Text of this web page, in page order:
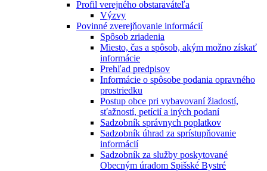
Profil verejného obstaraváteľa
Výzvy
Povinné zverejňovanie informácií
Spôsob zriadenia
Miesto, čas a spôsob, akým možno získať
informácie
Prehľad predpisov
Informácie o spôsobe podania opravného
prostriedku
Postup obce pri vybavovaní žiadostí,
sťažností, petícií a iných podaní
Sadzobník správnych poplatkov
Sadzobník úhrad za sprístupňovanie
informácií
Sadzobník za služby poskytované
Obecným úradom Spišské Bystré